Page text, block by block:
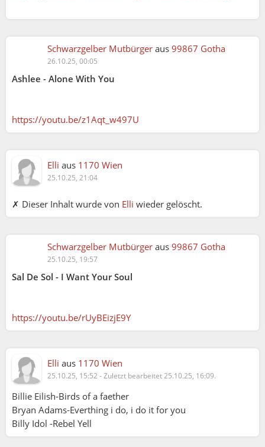
Schwarzgelber Mutbürger aus 99867 Gotha
26.10.25, 00:05
Ashlee - Alone With You
https://youtu.be/z1Aqt_w497U
Elli aus 1170 Wien
25.10.25, 21:04
✗ Dieser Inhalt wurde von Elli wieder gelöscht.
Schwarzgelber Mutbürger aus 99867 Gotha
25.10.25, 19:57
Sal De Sol - I Want Your Soul
https://youtu.be/rUyBEizjE9Y
Elli aus 1170 Wien
25.10.25, 15:52 -Zuletzt bearbeitet 25.10.25, 16:09.
Billie Eilish-Birds of a faether
Bryan Adams-Everthing i do, i do it for you
Billy Idol -Rebel Yell